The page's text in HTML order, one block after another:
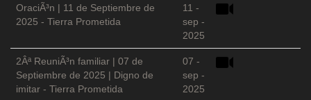
OraciÃ³n | 11 de Septiembre de
2025 - Tierra Prometida
11 -
sep -
2025
2Âª ReuniÃ³n familiar | 07 de
Septiembre de 2025 | Digno de
imitar - Tierra Prometida
07 -
sep -
2025